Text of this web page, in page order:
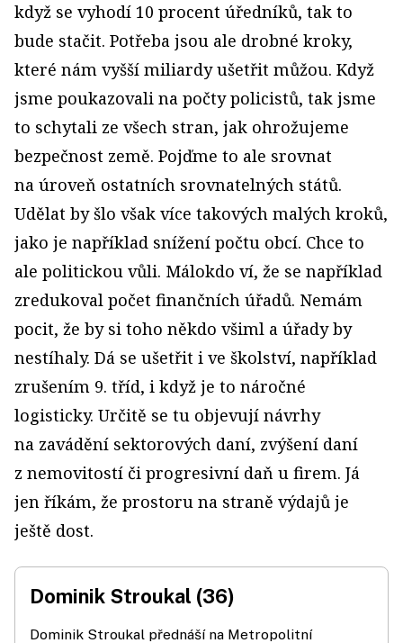
když se vyhodí 10 procent úředníků, tak to
bude stačit. Potřeba jsou ale drobné kroky,
které nám vyšší miliardy ušetřit můžou. Když
jsme poukazovali na počty policistů, tak jsme
to schytali ze všech stran, jak ohrožujeme
bezpečnost země. Pojďme to ale srovnat
na úroveň ostatních srovnatelných států.
Udělat by šlo však více takových malých kroků,
jako je například snížení počtu obcí. Chce to
ale politickou vůli. Málokdo ví, že se například
zredukoval počet finančních úřadů. Nemám
pocit, že by si toho někdo všiml a úřady by
nestíhaly. Dá se ušetřit i ve školství, například
zrušením 9. tříd, i když je to náročné
logisticky. Určitě se tu objevují návrhy
na zavádění sektorových daní, zvýšení daní
z nemovitostí či progresivní daň u firem. Já
jen říkám, že prostoru na straně výdajů je
ještě dost.
Dominik Stroukal (36)
Dominik Stroukal přednáší na Metropolitní